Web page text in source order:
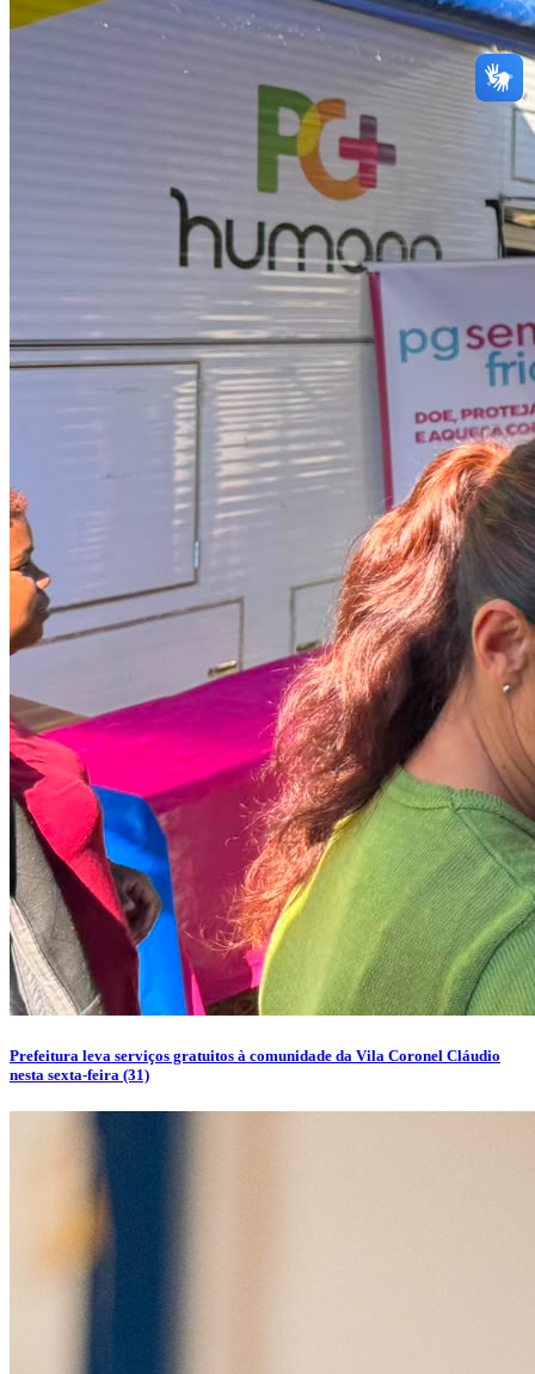
Prefeitura leva serviços gratuitos à comunidade da Vila Coronel Cláudio
nesta sexta-feira (31)